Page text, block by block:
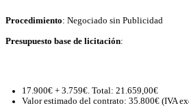
Procedimiento: Negociado sin Publicidad
Presupuesto base de licitación:
17.900€ + 3.759€. Total: 21.659,00€
Valor estimado del contrato: 35.800€ (IVA